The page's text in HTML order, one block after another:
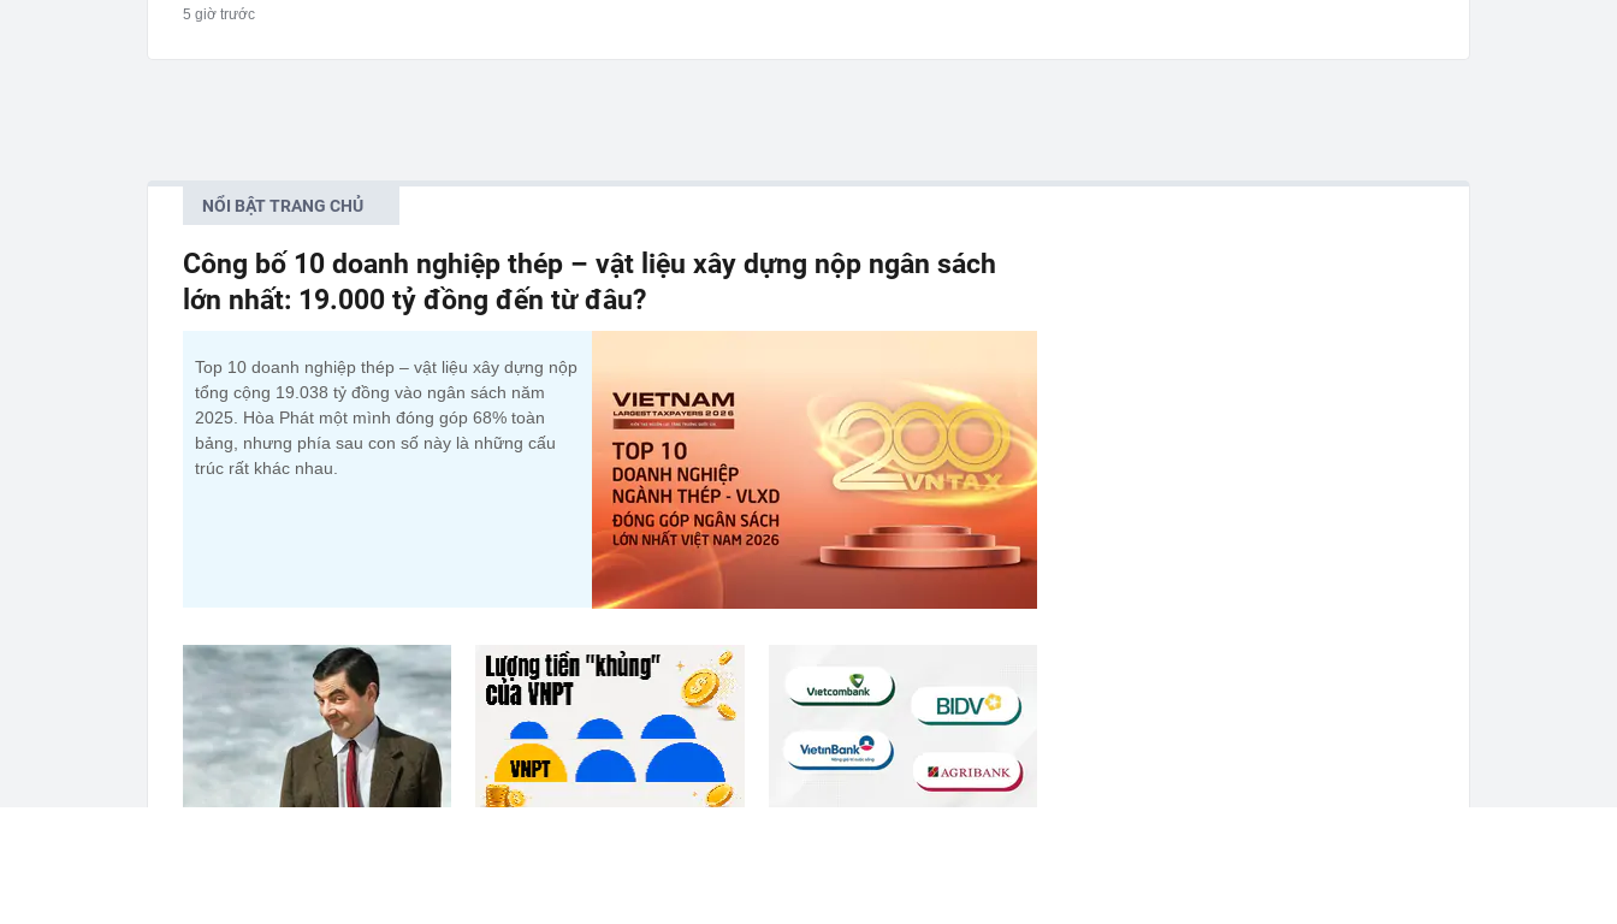
5 giờ trước
NỔI BẬT TRANG CHỦ
Công bố 10 doanh nghiệp thép – vật liệu xây dựng nộp ngân sách
lớn nhất: 19.000 tỷ đồng đến từ đâu?
Top 10 doanh nghiệp thép – vật liệu xây dựng nộp
tổng cộng 19.038 tỷ đồng vào ngân sách năm
2025. Hòa Phát một mình đóng góp 68% toàn
bảng, nhưng phía sau con số này là những cấu
trúc rất khác nhau.